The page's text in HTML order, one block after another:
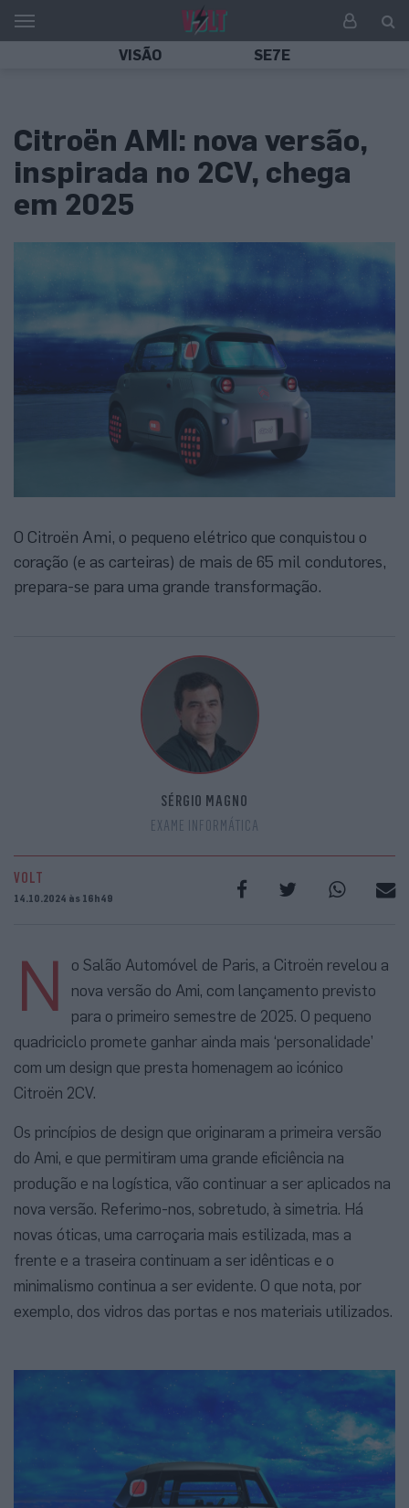
VISÃO SE7E
Citroën AMI: nova versão,
inspirada no 2CV, chega
em 2025
O Citroën Ami, o pequeno elétrico que conquistou o
coração (e as carteiras) de mais de 65 mil condutores,
prepara-se para uma grande transformação.
SÉRGIO MAGNO
EXAME INFORMÁTICA
VOLT
14.10.2024 às 16h49
N
o Salão Automóvel de Paris, a Citroën revelou a
nova versão do Ami, com lançamento previsto
para o primeiro semestre de 2025. O pequeno
quadriciclo promete ganhar ainda mais ‘personalidade’
com um design que presta homenagem ao icónico
Citroën 2CV.
Os princípios de design que originaram a primeira versão
do Ami, e que permitiram uma grande eficiência na
produção e na logística, vão continuar a ser aplicados na
nova versão. Referimo-nos, sobretudo, à simetria. Há
novas óticas, uma carroçaria mais estilizada, mas a
frente e a traseira continuam a ser idênticas e o
minimalismo continua a ser evidente. O que nota, por
exemplo, dos vidros das portas e nos materiais utilizados.